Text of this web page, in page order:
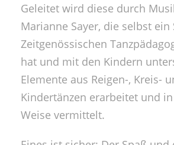
Geleitet wird diese durch
Marianne Sayer, die selbst
Zeitgenössischen
hat und mit den Kindern
Elemente aus Reigen-, Kreis-
Kindertänzen erarbeitet und
Weise vermittelt.